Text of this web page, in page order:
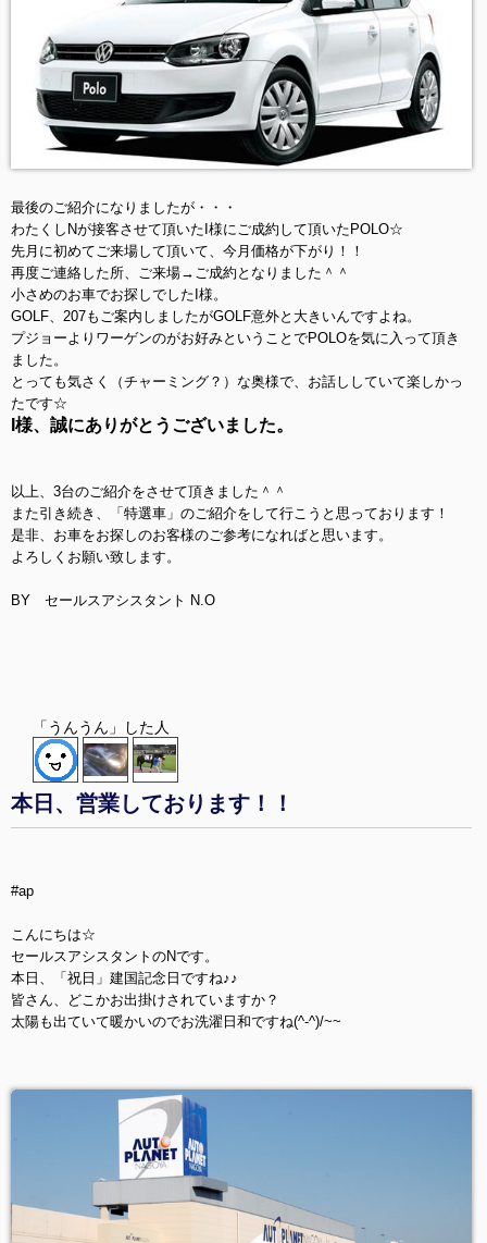
最後のご紹介になりましたが・・・
わたくしNが接客させて頂いたI様にご成約して頂いたPOLO☆
先月に初めてご来場して頂いて、今月価格が下がり！！
再度ご連絡した所、ご来場→ご成約となりました＾＾
小さめのお車でお探しでしたI様。
GOLF、207もご案内しましたがGOLF意外と大きいんですよね。
プジョーよりワーゲンのがお好みということでPOLOを気に入って頂き
ました。
とっても気さく（チャーミング？）な奥様で、お話ししていて楽しかっ
たです☆
I様、誠にありがとうございました。
以上、3台のご紹介をさせて頂きました＾＾
また引き続き、「特選車」のご紹介をして行こうと思っております！
是非、お車をお探しのお客様のご参考になればと思います。
よろしくお願い致します。
BY セールスアシスタント N.O
「うんうん」した人
本日、営業しております！！
#ap
こんにちは☆
セールスアシスタントのNです。
本日、「祝日」建国記念日ですね♪♪
皆さん、どこかお出掛けされていますか？
太陽も出ていて暖かいのでお洗濯日和ですね(^-^)/~~